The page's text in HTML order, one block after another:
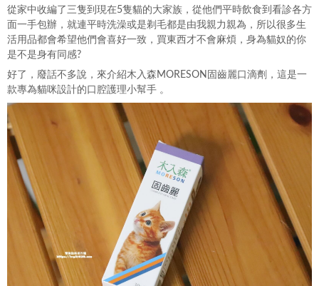
從家中收編了三隻到現在5隻貓的大家族，從他們平時飲食到看診各方
面一手包辦，就連平時洗澡或是剃毛都是由我親力親為，所以很多生
活用品都會希望他們會喜好一致，買東西才不會麻煩，身為貓奴的你
是不是身有同感?
好了，廢話不多說，來介紹木入森MORESON固齒麗口滴劑，這是一
款專為貓咪設計的口腔護理小幫手 。